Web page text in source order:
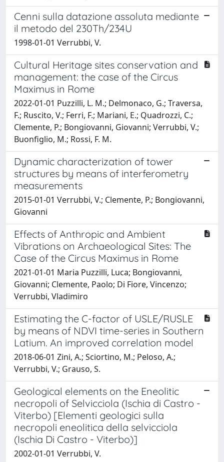
Cenni sulla datazione assoluta mediante
il metodo del 230Th/234U
1998-01-01 Verrubbi, V.
Cultural Heritage sites conservation and
management: the case of the Circus
Maximus in Rome
2022-01-01 Puzzilli, L. M.; Delmonaco, G.; Traversa,
F.; Ruscito, V.; Ferri, F.; Mariani, E.; Quadrozzi, C.;
Clemente, P.; Bongiovanni, Giovanni; Verrubbi, V.;
Buonfiglio, M.; Rossi, F. M.
Dynamic characterization of tower
structures by means of interferometry
measurements
2015-01-01 Verrubbi, V.; Clemente, P.; Bongiovanni,
Giovanni
Effects of Anthropic and Ambient
Vibrations on Archaeological Sites: The
Case of the Circus Maximus in Rome
2021-01-01 Maria Puzzilli, Luca; Bongiovanni,
Giovanni; Clemente, Paolo; Di Fiore, Vincenzo;
Verrubbi, Vladimiro
Estimating the C-factor of USLE/RUSLE
by means of NDVI time-series in Southern
Latium. An improved correlation model
2018-06-01 Zini, A.; Sciortino, M.; Peloso, A.;
Verrubbi, V.; Grauso, S.
Geological elements on the Eneolitic
necropoli of Selvicciola (Ischia di Castro -
Viterbo) [Elementi geologici sulla
necropoli eneolitica della selvicciola
(Ischia Di Castro - Viterbo)]
2002-01-01 Verrubbi, V.